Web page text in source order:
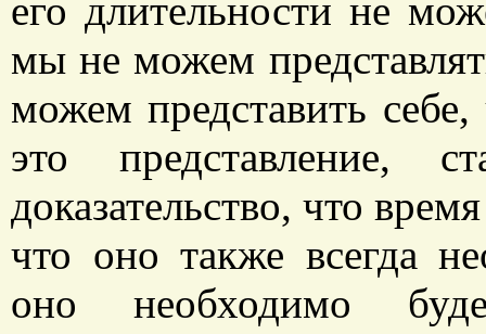
его длительности не
мы не можем
можем представить
это представление,
доказательство, что
что оно также всегда
оно необходимо